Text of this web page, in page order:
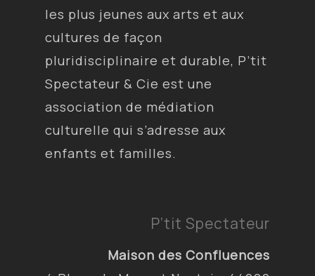
les plus jeunes aux arts et aux
cultures de façon
pluridisciplinaire et durable, P’tit
Spectateur & Cie est une
association de médiation
culturelle qui s’adresse aux
enfants et familles.
P’tit Spectateur
Maison des Confluences